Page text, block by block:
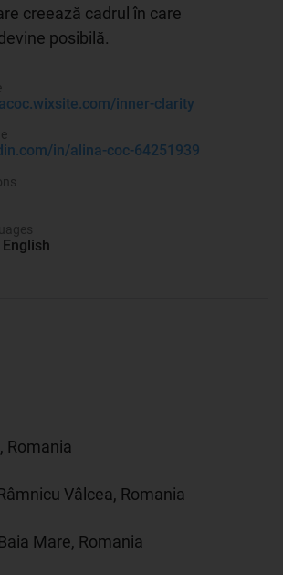
creează cadrul în care
posibilă.
inner-clarity
in/alina-coc-64251939
Romania
Vâlcea, Romania
Mare, Romania